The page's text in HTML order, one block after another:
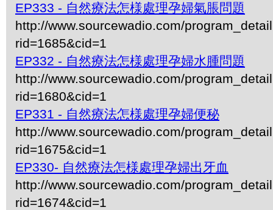
EP333 - 自然療法怎様處理孕婦氣脹問題
http://www.sourcewadio.com/
rid=1685&cid=1
EP332 - 自然療法怎様處理孕婦水腫問題
http://www.sourcewadio.com/
rid=1680&cid=1
EP331 - 自然療法怎様處理孕婦便秘
http://www.sourcewadio.com/
rid=1675&cid=1
EP330- 自然療法怎様處理孕婦出牙血
http://www.sourcewadio.com/
rid=1674&cid=1